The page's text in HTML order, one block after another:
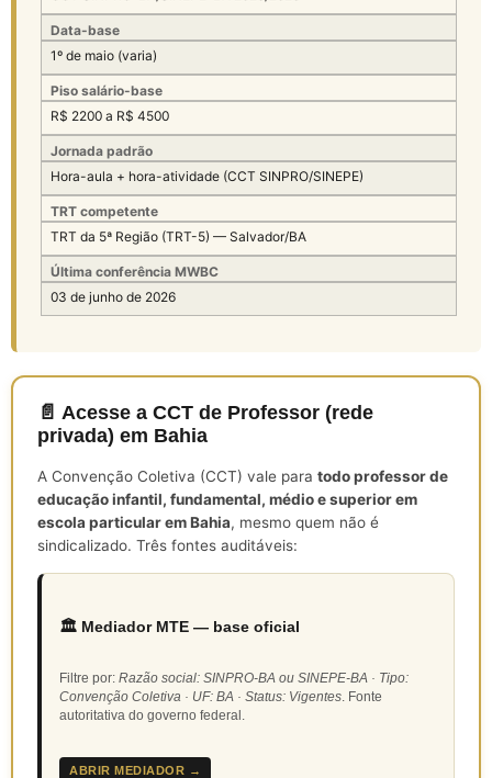
Data-base
1º de maio (varia)
Piso salário-base
R$ 2200 a R$ 4500
Jornada padrão
Hora-aula + hora-atividade (CCT SINPRO/SINEPE)
TRT competente
TRT da 5ª Região (TRT-5) — Salvador/BA
Última conferência MWBC
03 de junho de 2026
📄 Acesse a CCT de Professor (rede
privada) em Bahia
A Convenção Coletiva (CCT) vale para todo professor de
educação infantil, fundamental, médio e superior em
escola particular em Bahia, mesmo quem não é
sindicalizado. Três fontes auditáveis:
🏛️ Mediador MTE — base oficial
Filtre por: Razão social: SINPRO-BA ou SINEPE-BA · Tipo:
Convenção Coletiva · UF: BA · Status: Vigentes. Fonte
autoritativa do governo federal.
ABRIR MEDIADOR →